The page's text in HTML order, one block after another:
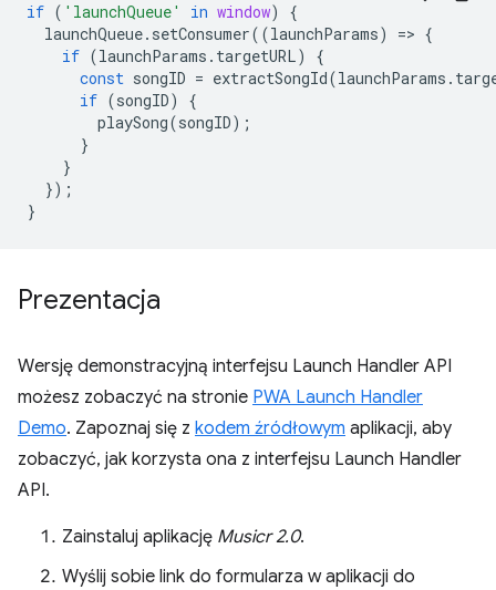
if ( 'launchQueue' in window)
{
launchQueue. setConsumer((launchParams) => {
if (launchParams . targetURL)
{
const songID = extractSongId(launchParams .
if (songID)
{
playSong(songID);
}
}
});
}
Prezentacja
Wersję demonstracyjną interfejsu Launch Handler API
możesz zobaczyć na stronie PWA Launch Handler
Demo. Zapoznaj się z kodem źródłowym aplikacji, aby
zobaczyć, jak korzysta ona z interfejsu Launch Handler
API.
Zainstaluj aplikację Musicr 2.0.
Wyślij sobie link do formularza w aplikacji do